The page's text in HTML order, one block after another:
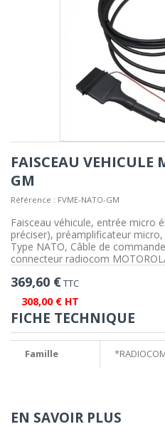
FAISCEAU VEHICULE
GM
Référence : FVME-NATO-GM
Faisceau véhicule, entrée micro
préciser), préamplificateur
Type NATO, Câble de
connecteur radiocom
369,60 €TTC
308,00 € HT
FICHE TECHNIQUE
Famille
EN SAVOIR PLUS